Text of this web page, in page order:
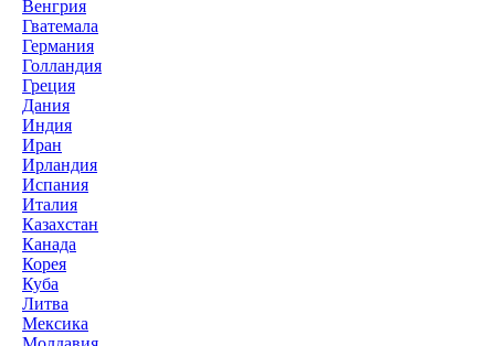
Венгрия
Гватемала
Германия
Голландия
Греция
Дания
Индия
Иран
Ирландия
Испания
Италия
Казахстан
Канада
Корея
Куба
Литва
Мексика